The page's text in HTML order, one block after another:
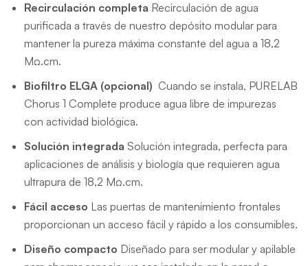
Recirculación completa Recirculación de agua
purificada a través de nuestro depósito modular para
mantener la pureza máxima constante del agua a 18,2
MΩ.cm.
Biofiltro ELGA (opcional) Cuando se instala, PURELAB
Chorus 1 Complete produce agua libre de impurezas
con actividad biológica.
Solución integrada Solución integrada, perfecta para
aplicaciones de análisis y biología que requieren agua
ultrapura de 18,2 MΩ.cm.
Fácil acceso Las puertas de mantenimiento frontales
proporcionan un acceso fácil y rápido a los consumibles.
Diseño compacto Diseñado para ser modular y apilable